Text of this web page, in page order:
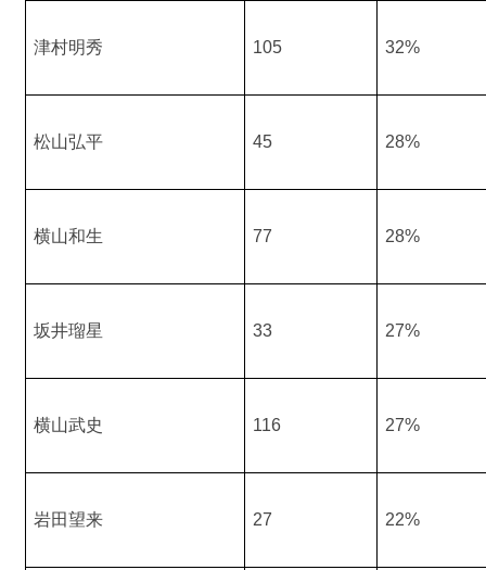
津村明秀 105 32%
松山弘平 45 28%
横山和生 77 28%
坂井瑠星 33 27%
横山武史 116 27%
岩田望来 27 22%